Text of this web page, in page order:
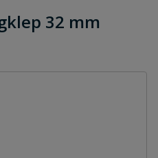
32 mm